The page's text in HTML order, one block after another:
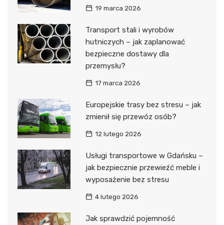
19 marca 2026
Transport stali i wyrobów
hutniczych – jak zaplanować
bezpieczne dostawy dla
przemysłu?
17 marca 2026
Europejskie trasy bez stresu – jak
zmienił się przewóz osób?
12 lutego 2026
Usługi transportowe w Gdańsku –
jak bezpiecznie przewieźć meble i
wyposażenie bez stresu
4 lutego 2026
Jak sprawdzić pojemność